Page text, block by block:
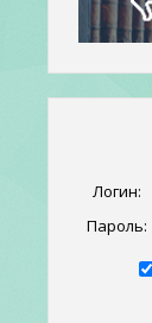
Логин:
Пароль: